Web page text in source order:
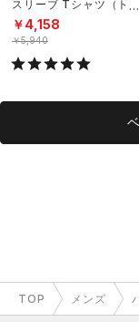
スリーブ Tシャツ（トレ
ーニング/MEN）
￥4,158
￥5,940
TOP メンズ